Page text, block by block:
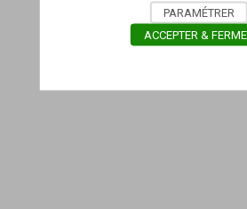
PARAMÉTRER
ACCEPTER &